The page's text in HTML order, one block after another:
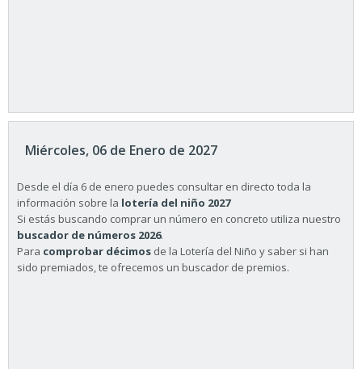
Miércoles, 06 de Enero de 2027
Desde el día 6 de enero puedes consultar en directo toda la
información sobre la lotería del niño 2027
Si estás buscando comprar un número en concreto utiliza nuestro
buscador de números 2026.
Para comprobar décimos de la Lotería del Niño y saber si han
sido premiados, te ofrecemos un buscador de premios.